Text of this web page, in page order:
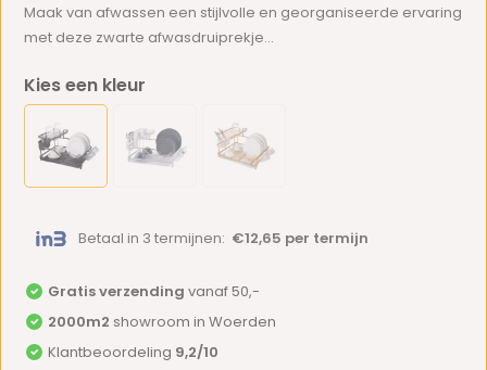
Maak van afwassen een stijlvolle en georganiseerde ervaring
met deze zwarte afwasdruiprekje...
Kies een kleur
Betaal in 3 termijnen: €12,65 per termijn
Gratis verzending vanaf 50,-
2000m2 showroom in Woerden
Klantbeoordeling 9,2/10